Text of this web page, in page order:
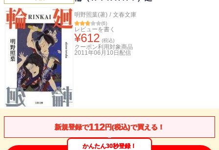
明野照葉(著) / 文春文庫
(6)
レビューを書く
¥612 (税込)
クーポン利用対象商品
2011年06月10日 配信
新規登録で112円(税込)で買える！
かんたん30秒登録！